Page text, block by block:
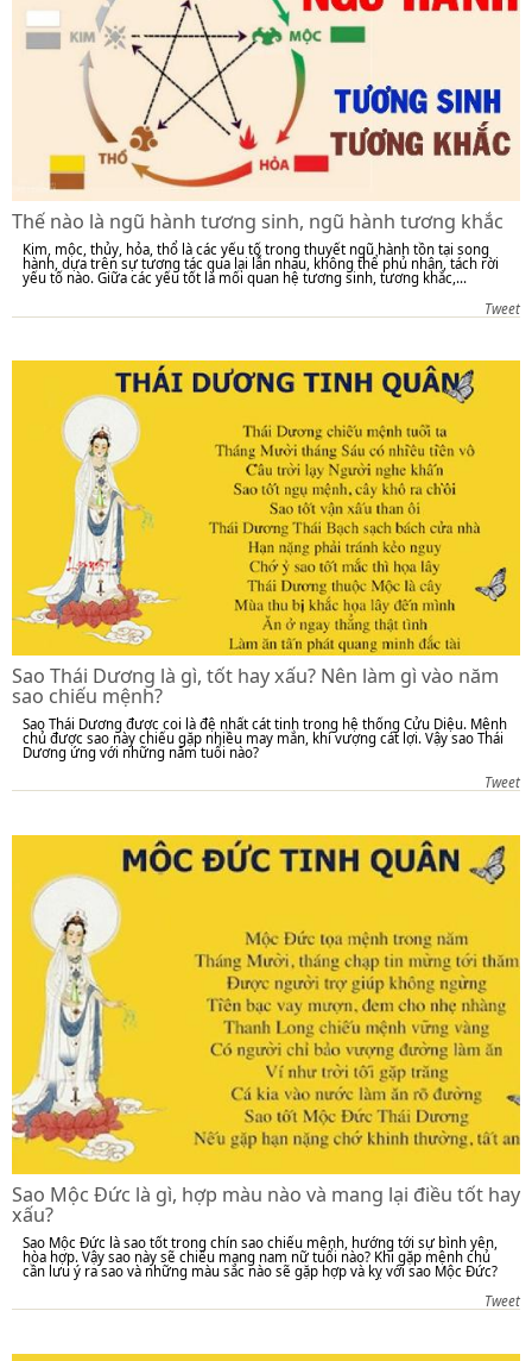
Thế nào là ngũ hành tương sinh, ngũ hành tương khắc
Kim, mộc, thủy, hỏa, thổ là các yếu tố trong thuyết ngũ hành tồn tại song
hành, dựa trên sự tương tác qua lại lẫn nhau, không thể phủ nhận, tách rời
yếu tố nào. Giữa các yếu tốt là mối quan hệ tương sinh, tương khắc,...
Tweet
Sao Thái Dương là gì, tốt hay xấu? Nên làm gì vào năm
sao chiếu mệnh?
Sao Thái Dương được coi là đệ nhất cát tinh trong hệ thống Cửu Diệu. Mệnh
chủ được sao này chiếu gặp nhiều may mắn, khí vượng cát lợi. Vậy sao Thái
Dương ứng với những năm tuổi nào?
Tweet
Sao Mộc Đức là gì, hợp màu nào và mang lại điều tốt hay
xấu?
Sao Mộc Đức là sao tốt trong chín sao chiếu mệnh, hướng tới sự bình yên,
hòa hợp. Vậy sao này sẽ chiếu mạng nam nữ tuổi nào? Khi gặp mệnh chủ
cần lưu ý ra sao và những màu sắc nào sẽ gặp hợp và kỵ với sao Mộc Đức?
Tweet